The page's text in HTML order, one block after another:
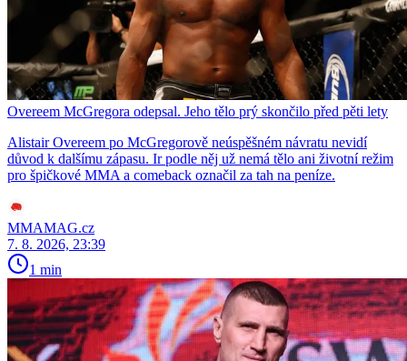
Overeem McGregora odepsal. Jeho tělo prý skončilo před pěti lety
Alistair Overeem po McGregorově neúspěšném návratu nevidí
důvod k dalšímu zápasu. Ir podle něj už nemá tělo ani životní režim
pro špičkové MMA a comeback označil za tah na peníze.
MMAMAG.cz
7. 8. 2026, 23:39
1 min